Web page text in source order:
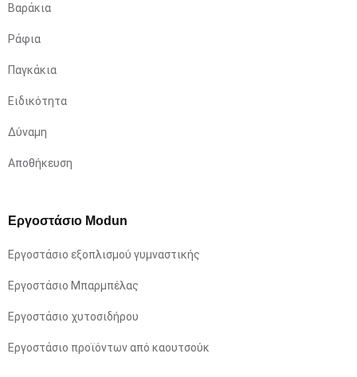
Βαράκια
Ράφια
Παγκάκια
Ειδικότητα
Δύναμη
Αποθήκευση
Εργοστάσιο Modun
Εργοστάσιο εξοπλισμού γυμναστικής
Εργοστάσιο Μπαρμπέλας
Εργοστάσιο χυτοσιδήρου
Εργοστάσιο προϊόντων από καουτσούκ